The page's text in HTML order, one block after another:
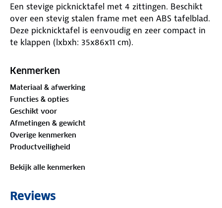
Een stevige picknicktafel met 4 zittingen. Beschikt
over een stevig stalen frame met een ABS tafelblad.
Deze picknicktafel is eenvoudig en zeer compact in
te klappen (lxbxh: 35x86x11 cm).
Kenmerken
Materiaal & afwerking
Functies & opties
Geschikt voor
Afmetingen & gewicht
Overige kenmerken
Productveiligheid
Bekijk alle kenmerken
Reviews